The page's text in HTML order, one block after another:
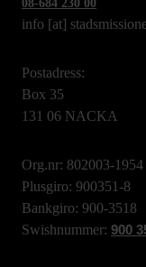
08-684 230 00
info [at]
Postadress:
Box 35
131 06 NACKA
Org.nr: 802003-1954
Plusgiro: 900351-8
Bankgiro: 900-3518
Swishnummer: 900